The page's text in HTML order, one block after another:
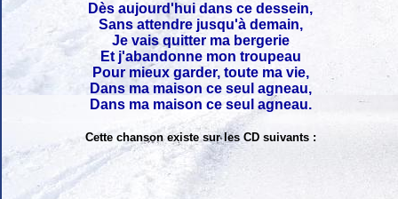
Dès aujourd'hui dans ce dessein,
Sans attendre jusqu'à demain,
Je vais quitter ma bergerie
Et j'abandonne mon troupeau
Pour mieux garder, toute ma vie,
Dans ma maison ce seul agneau,
Dans ma maison ce seul agneau.
Cette chanson existe sur les CD suivants :